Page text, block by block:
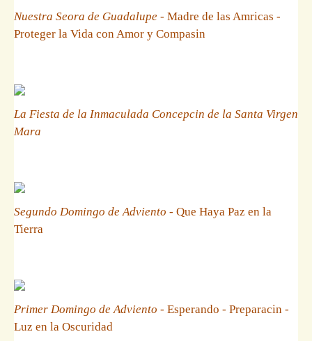
Nuestra Seora de Guadalupe - Madre de las Amricas -
Proteger la Vida con Amor y Compasin
La Fiesta de la Inmaculada Concepcin de la Santa Virgen
Mara
Segundo Domingo de Adviento - Que Haya Paz en la
Tierra
Primer Domingo de Adviento - Esperando - Preparacin -
Luz en la Oscuridad